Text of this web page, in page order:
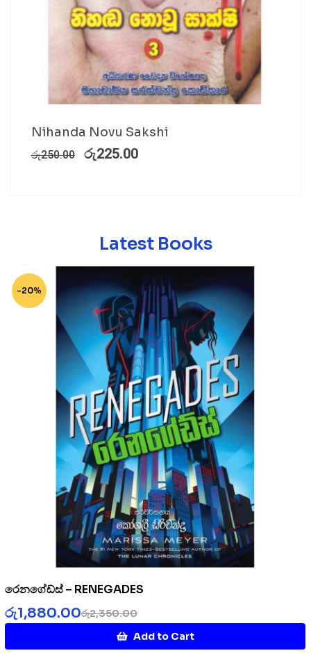
Nihanda Novu Sakshi
රු250.00 රු225.00
Latest Books
-20%
රෙනගේඩ්ස් – RENEGADES
රු2,350.00
රු1,880.00
Add to Cart